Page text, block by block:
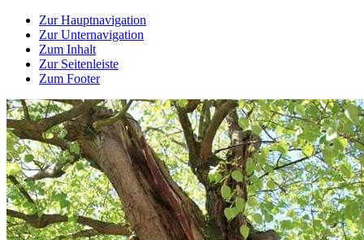
Zur Hauptnavigation
Zur Unternavigation
Zum Inhalt
Zur Seitenleiste
Zum Footer